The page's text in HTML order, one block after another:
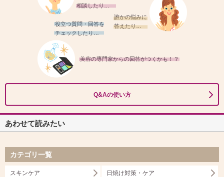
相談したり…
誰かの悩みに
答えたり…
役立つ質問・回答を
チェックしたり…
美容の専門家からの回答がつくかも！？
Q&Aの使い方
あわせて読みたい
カテゴリ一覧
スキンケア 日焼け対策・ケア